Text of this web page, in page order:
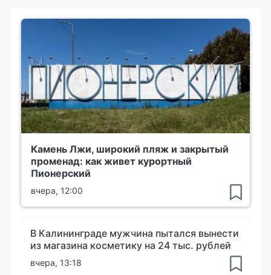
Камень Лжи, широкий пляж и закрытый
променад: как живет курортный
Пионерский
вчера, 12:00
В Калининграде мужчина пытался вынести
из магазина косметику на 24 тыс. рублей
вчера, 13:18